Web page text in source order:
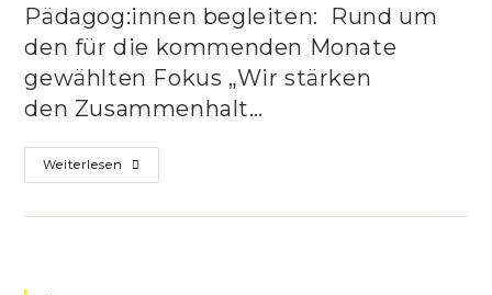
Pädagog:innen begleiten: Rund um
den für die kommenden Monate
gewählten Fokus „Wir stärken
den Zusammenhalt…
Weiterlesen Neue
Schulbegleitung